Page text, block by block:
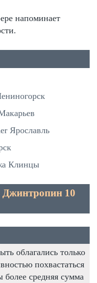
напоминает
Ярославль
Клинцы
10
облагались только
похвастаться
средняя сумма